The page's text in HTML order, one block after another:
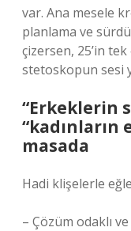
var. Ana mesele
planlama ve
çizersen, 25’in
stetoskopun sesi
“Erkeklerin
“kadınların
masada
Hadi klişelerle
– Çözüm odaklı